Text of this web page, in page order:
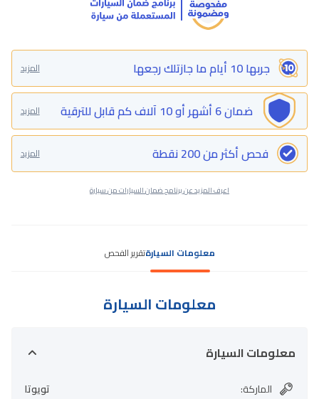
جربها 10 أيام ما جازتلك رجعها المزيد
ضمان 6 أشهر أو 10 آلاف كم قابل للترقية المزيد
فحص أكثر من 200 نقطة المزيد
اعرف المزيد عن برنامج ضمان السيارات من سيارة
معلومات السيارةتقرير الفحص
معلومات السيارة
معلومات السيارة
الماركة:
تويوتا